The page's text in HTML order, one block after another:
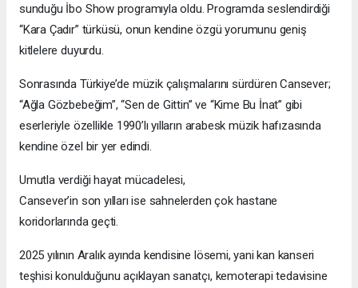
sunduğu İbo Show programıyla oldu. Programda seslendirdiği
“Kara Çadır” türküsü, onun kendine özgü yorumunu geniş
kitlelere duyurdu.
Sonrasında Türkiye’de müzik çalışmalarını sürdüren Cansever;
“Ağla Gözbebeğim”, “Sen de Gittin” ve “Kime Bu İnat” gibi
eserleriyle özellikle 1990’lı yılların arabesk müzik hafızasında
kendine özel bir yer edindi.
Umutla verdiği hayat mücadelesi,
Cansever’in son yılları ise sahnelerden çok hastane
koridorlarında geçti.
2025 yılının Aralık ayında kendisine lösemi, yani kan kanseri
teşhisi konulduğunu açıklayan sanatçı, kemoterapi tedavisine